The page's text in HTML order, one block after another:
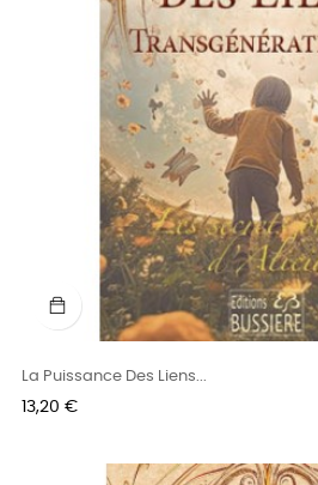
La Puissance Des Liens...
Prix
13,20 €